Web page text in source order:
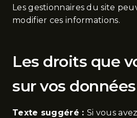
Les gestionnaires du site
modifier ces informations.
Les droits que
sur vos données
Texte suggéré : Si vous